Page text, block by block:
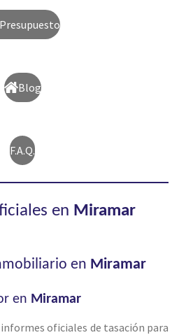
Presupuesto
Blog
F.A.Q.
en Miramar
en Miramar
en Miramar
oficiales de tasación para